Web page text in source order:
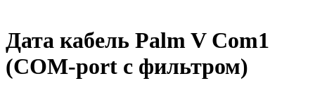
Дата кабель Palm V Com1
(COM-port с фильтром)